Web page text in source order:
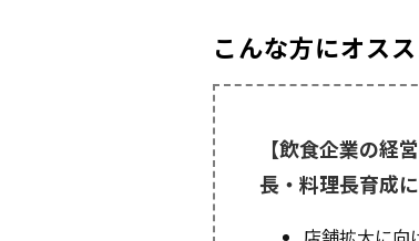
こんな方にオス
【飲食企業の経
長・料理長育成に